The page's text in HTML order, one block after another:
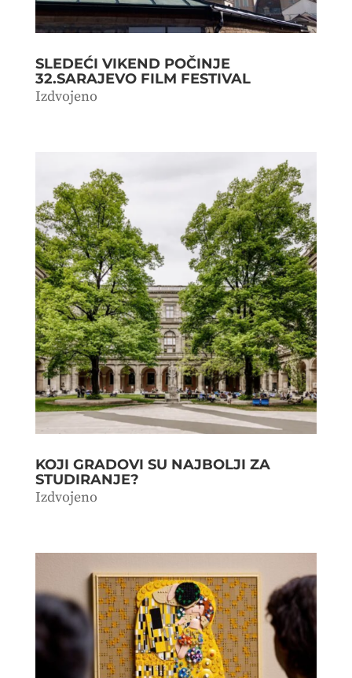
SLEDEĆI VIKEND POČINJE
32.SARAJEVO FILM FESTIVAL
Izdvojeno
KOJI GRADOVI SU NAJBOLJI ZA
STUDIRANJE?
Izdvojeno